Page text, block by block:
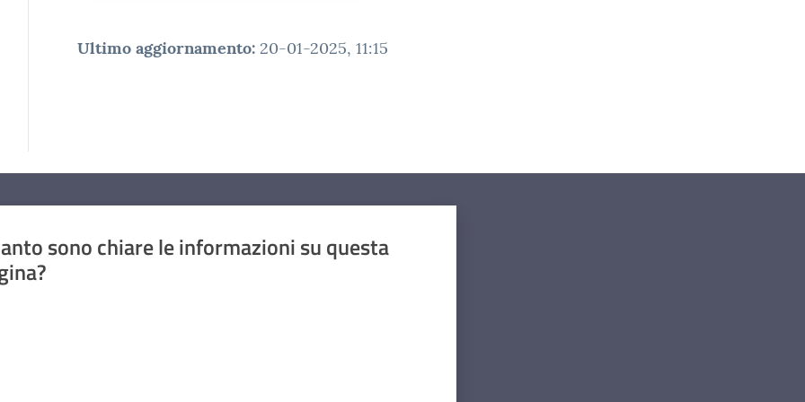
Ultimo aggiornamento: 20-01-2025, 11:15
sono chiare le informazioni su questa